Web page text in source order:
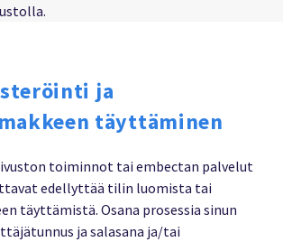
ja
täyttäminen
toiminnot tai embectan palvelut
edellyttää tilin luomista tai
täyttämistä. Osana prosessia sinun
ja salasana ja/tai